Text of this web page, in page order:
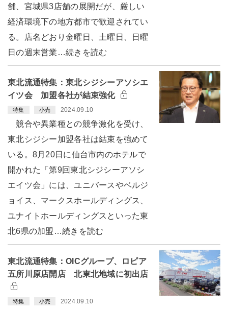
舗、宮城県3店舗の展開だが、厳しい
経済環境下の地方都市で歓迎されてい
る。店名どおり金曜日、土曜日、日曜
日の週末営業…続きを読む
東北流通特集：東北シジシーアソシエ
イツ会 加盟各社が結束強化
特集 小売 2024.09.10
競合や異業種との競争激化を受け、
東北シジシー加盟各社は結束を強めて
いる。8月20日に仙台市内のホテルで
開かれた「第9回東北シジシーアソシ
エイツ会」には、ユニバースやベルジ
ョイス、マークスホールディングス、
ユナイトホールディングスといった東
北6県の加盟…続きを読む
東北流通特集：OICグループ、ロピア
五所川原店開店 北東北地域に初出店
特集 小売 2024.09.10